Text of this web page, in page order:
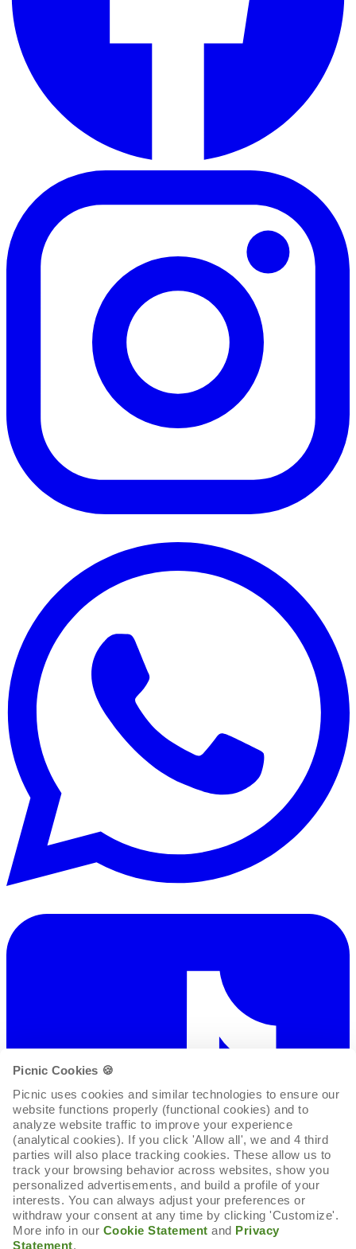
Picnic Cookies 🍪
Picnic uses cookies and similar technologies to ensure our
website functions properly (functional cookies) and to
analyze website traffic to improve your experience
(analytical cookies). If you click 'Allow all', we and 4 third
parties will also place tracking cookies. These allow us to
track your browsing behavior across websites, show you
personalized advertisements, and build a profile of your
interests. You can always adjust your preferences or
withdraw your consent at any time by clicking 'Customize'.
More info in our Cookie Statement and Privacy
Statement.